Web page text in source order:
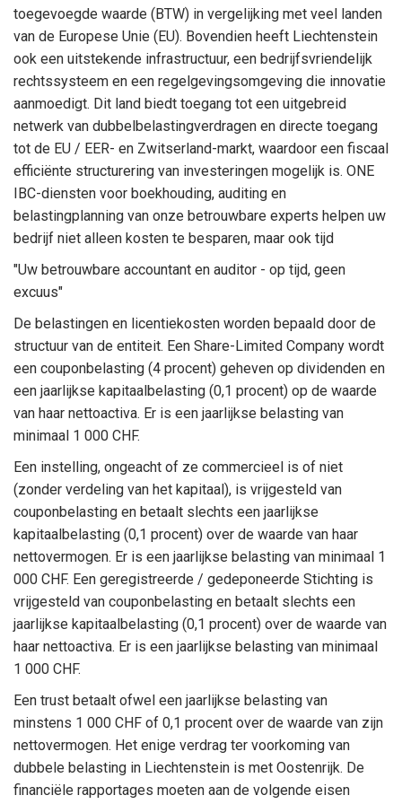
toegevoegde waarde (BTW) in vergelijking met veel landen
van de Europese Unie (EU). Bovendien heeft Liechtenstein
ook een uitstekende infrastructuur, een bedrijfsvriendelijk
rechtssysteem en een regelgevingsomgeving die innovatie
aanmoedigt. Dit land biedt toegang tot een uitgebreid
netwerk van dubbelbelastingverdragen en directe toegang
tot de EU / EER- en Zwitserland-markt, waardoor een fiscaal
efficiënte structurering van investeringen mogelijk is. ONE
IBC-diensten voor boekhouding, auditing en
belastingplanning van onze betrouwbare experts helpen uw
bedrijf niet alleen kosten te besparen, maar ook tijd
"Uw betrouwbare accountant en auditor - op tijd, geen
excuus"
De belastingen en licentiekosten worden bepaald door de
structuur van de entiteit. Een Share-Limited Company wordt
een couponbelasting (4 procent) geheven op dividenden en
een jaarlijkse kapitaalbelasting (0,1 procent) op de waarde
van haar nettoactiva. Er is een jaarlijkse belasting van
minimaal 1 000 CHF.
Een instelling, ongeacht of ze commercieel is of niet
(zonder verdeling van het kapitaal), is vrijgesteld van
couponbelasting en betaalt slechts een jaarlijkse
kapitaalbelasting (0,1 procent) over de waarde van haar
nettovermogen. Er is een jaarlijkse belasting van minimaal 1
000 CHF. Een geregistreerde / gedeponeerde Stichting is
vrijgesteld van couponbelasting en betaalt slechts een
jaarlijkse kapitaalbelasting (0,1 procent) over de waarde van
haar nettoactiva. Er is een jaarlijkse belasting van minimaal
1 000 CHF.
Een trust betaalt ofwel een jaarlijkse belasting van
minstens 1 000 CHF of 0,1 procent over de waarde van zijn
nettovermogen. Het enige verdrag ter voorkoming van
dubbele belasting in Liechtenstein is met Oostenrijk. De
financiële rapportages moeten aan de volgende eisen